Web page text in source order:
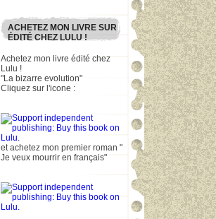
ACHETEZ MON LIVRE SUR
ÉDITÉ CHEZ LULU !
Achetez mon livre édité chez
Lulu !
"La bizarre evolution"
Cliquez sur l'icone :
et achetez mon premier roman "
Je veux mourrir en français"